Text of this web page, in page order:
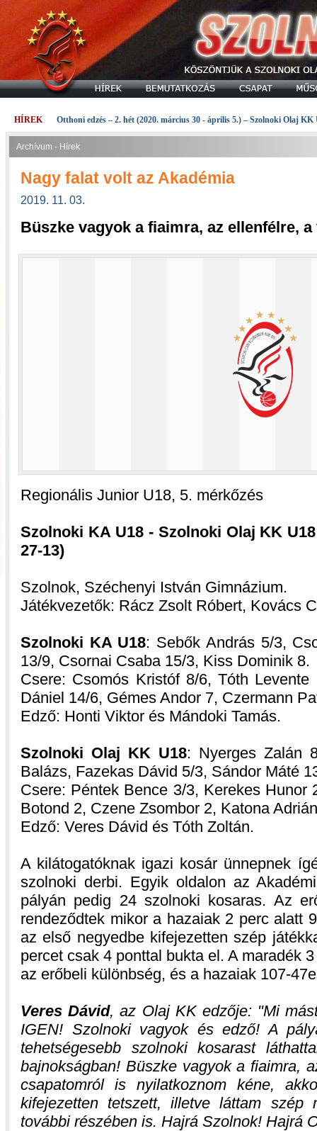
HÍREK Otthoni edzés – 2. hét (2020. március 30 - április 5.) – Szolnoki Olaj KK
Archívum - Hírek
Nagy falat volt az Akadémia
2019. 11. 03.
Büszke vagyok a fiaimra, az ellenfélre,
Regionális Junior U18, 5. mérkőzés
Szolnoki KA U18 - Szolnoki Olaj KK U18
27-13)
Szolnok, Széchenyi István Gimnázium.
Játékvezetők: Rácz Zsolt Róbert, Kovács
Szolnoki KA U18: Sebők András 5/3,
13/9, Csornai Csaba 15/3, Kiss Dominik 8.
Csere: Csomós Kristóf 8/6, Tóth
Dániel 14/6, Gémes Andor 7, Czermann
Edző: Honti Viktor és Mándoki Tamás.
Szolnoki Olaj KK U18: Nyerges Zalán
Balázs, Fazekas Dávid 5/3, Sándor Máté
Csere: Péntek Bence 3/3, Kerekes Hunor
Botond 2, Czene Zsombor 2, Katona
Edző: Veres Dávid és Tóth Zoltán.
A kilátogatóknak igazi kosár ünnepnek
szolnoki derbi. Egyik oldalon az
pályán pedig 24 szolnoki kosaras. Az
rendeződtek mikor a hazaiak 2 perc alatt
az első negyedbe kifejezetten szép
percet csak 4 ponttal bukta el. A maradék
az erőbeli különbség, és a hazaiak 107-
Veres Dávid, az Olaj KK edzője:
Mi
IGEN! Szolnoki vagyok és edző! A
tehetségesebb szolnoki kosarast
bajnokságban! Büszke vagyok a fiaimra,
csapatomról is nyilatkoznom kéne,
kifejezetten tetszett, illetve láttam szép
további részében is. Hajrá Szolnok! Hajrá